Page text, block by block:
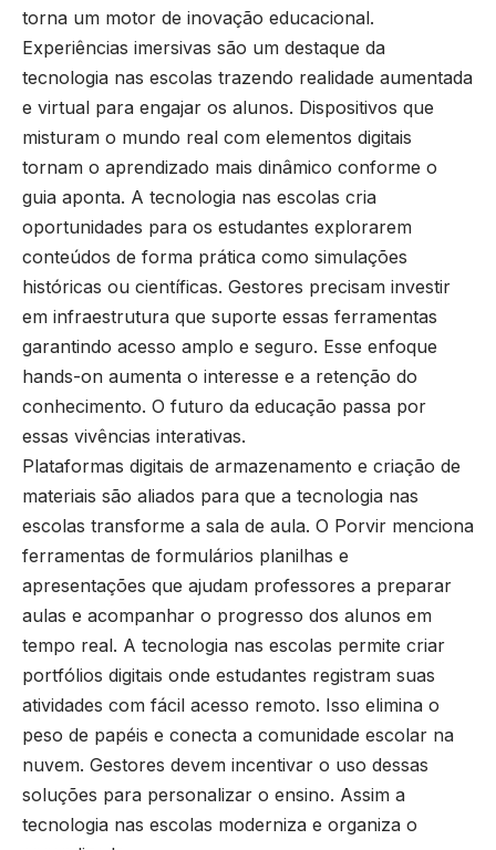
torna um motor de inovação educacional.
Experiências imersivas são um destaque da
tecnologia nas escolas trazendo realidade aumentada
e virtual para engajar os alunos. Dispositivos que
misturam o mundo real com elementos digitais
tornam o aprendizado mais dinâmico conforme o
guia aponta. A tecnologia nas escolas cria
oportunidades para os estudantes explorarem
conteúdos de forma prática como simulações
históricas ou científicas. Gestores precisam investir
em infraestrutura que suporte essas ferramentas
garantindo acesso amplo e seguro. Esse enfoque
hands-on aumenta o interesse e a retenção do
conhecimento. O futuro da educação passa por
essas vivências interativas.
Plataformas digitais de armazenamento e criação de
materiais são aliados para que a tecnologia nas
escolas transforme a sala de aula. O Porvir menciona
ferramentas de formulários planilhas e
apresentações que ajudam professores a preparar
aulas e acompanhar o progresso dos alunos em
tempo real. A tecnologia nas escolas permite criar
portfólios digitais onde estudantes registram suas
atividades com fácil acesso remoto. Isso elimina o
peso de papéis e conecta a comunidade escolar na
nuvem. Gestores devem incentivar o uso dessas
soluções para personalizar o ensino. Assim a
tecnologia nas escolas moderniza e organiza o